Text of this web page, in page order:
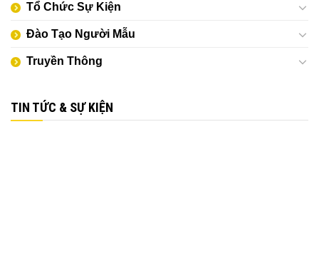
Tổ Chức Sự Kiện
Đào Tạo Người Mẫu
Truyền Thông
TIN TỨC & SỰ KIỆN